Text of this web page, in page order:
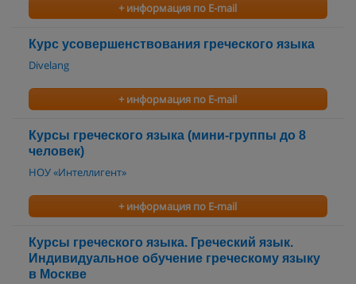
+ информация по E-mail
Курс усовершенствования греческого языка
Divelang
+ информация по E-mail
Курсы греческого языка (мини-группы до 8
человек)
НОУ «Интеллигент»
+ информация по E-mail
Курсы греческого языка. Греческий язык.
Индивидуальное обучение греческому языку
в Москве